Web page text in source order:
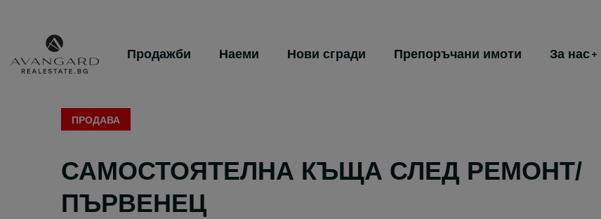
Продажби Наеми Нови сгради Препоръчани имоти За нас
ПРОДАВА
САМОСТОЯТЕЛНА КЪЩА СЛЕД РЕМОНТ/
ПЪРВЕНЕЦ